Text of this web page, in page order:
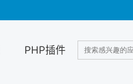
PHP插件